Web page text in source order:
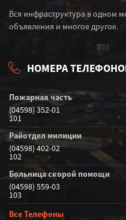
Вся инфраструктура в одном
объявления и многое другое.
НОМЕРА
Пожарная часть
(04598) 352-01
101
Райотдел милиции
(04598) 402-02
102
Больница скорой помощи
(04598) 559-03
103
Все Телефоны